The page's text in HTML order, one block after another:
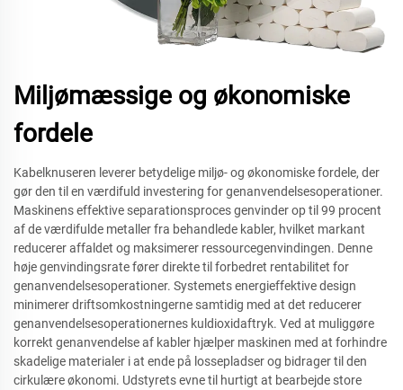
Miljømæssige og økonomiske
fordele
Kabelknuseren leverer betydelige miljø- og økonomiske fordele, der
gør den til en værdifuld investering for genanvendelsesoperationer.
Maskinens effektive separationsproces genvinder op til 99 procent
af de værdifulde metaller fra behandlede kabler, hvilket markant
reducerer affaldet og maksimerer ressourcegenvindingen. Denne
høje genvindingsrate fører direkte til forbedret rentabilitet for
genanvendelsesoperationer. Systemets energieffektive design
minimerer driftsomkostningerne samtidig med at det reducerer
genanvendelsesoperationernes kuldioxidaftryk. Ved at muliggøre
korrekt genanvendelse af kabler hjælper maskinen med at forhindre
skadelige materialer i at ende på lossepladser og bidrager til den
cirkulære økonomi. Udstyrets evne til hurtigt at bearbejde store